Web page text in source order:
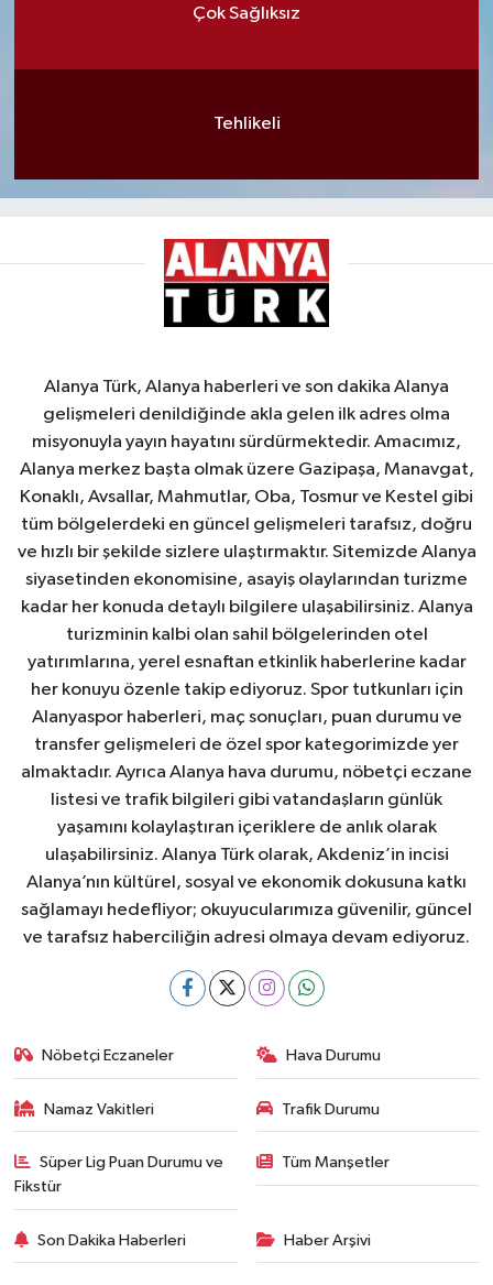
Çok Sağlıksız
Tehlikeli
Alanya Türk, Alanya haberleri ve son dakika Alanya
gelişmeleri denildiğinde akla gelen ilk adres olma
misyonuyla yayın hayatını sürdürmektedir. Amacımız,
Alanya merkez başta olmak üzere Gazipaşa, Manavgat,
Konaklı, Avsallar, Mahmutlar, Oba, Tosmur ve Kestel gibi
tüm bölgelerdeki en güncel gelişmeleri tarafsız, doğru
ve hızlı bir şekilde sizlere ulaştırmaktır. Sitemizde Alanya
siyasetinden ekonomisine, asayiş olaylarından turizme
kadar her konuda detaylı bilgilere ulaşabilirsiniz. Alanya
turizminin kalbi olan sahil bölgelerinden otel
yatırımlarına, yerel esnaftan etkinlik haberlerine kadar
her konuyu özenle takip ediyoruz. Spor tutkunları için
Alanyaspor haberleri, maç sonuçları, puan durumu ve
transfer gelişmeleri de özel spor kategorimizde yer
almaktadır. Ayrıca Alanya hava durumu, nöbetçi eczane
listesi ve trafik bilgileri gibi vatandaşların günlük
yaşamını kolaylaştıran içeriklere de anlık olarak
ulaşabilirsiniz. Alanya Türk olarak, Akdeniz’in incisi
Alanya’nın kültürel, sosyal ve ekonomik dokusuna katkı
sağlamayı hedefliyor; okuyucularımıza güvenilir, güncel
ve tarafsız haberciliğin adresi olmaya devam ediyoruz.
Nöbetçi Eczaneler Hava Durumu
Namaz Vakitleri Trafik Durumu
Süper Lig Puan Durumu ve
Fikstür
Tüm Manşetler
Son Dakika Haberleri Haber Arşivi